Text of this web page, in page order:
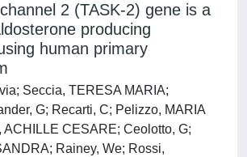
2 (TASK-2) gene is a
producing
human primary
Seccia, TERESA MARIA;
G; Recarti, C; Pelizzo, MARIA
ACHILLE CESARE; Ceolotto, G;
Rainey, We; Rossi,